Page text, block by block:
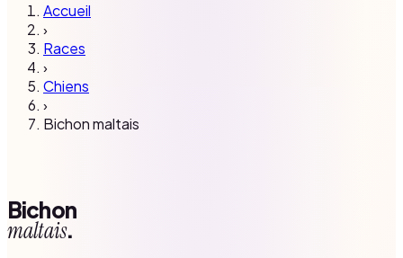
Accueil
›
Races
›
Chiens
›
Bichon maltais
Bichon
maltais.